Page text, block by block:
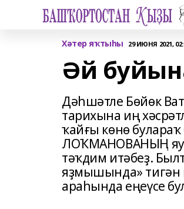
Хәтер яҡтыһы 29 ИЮНЯ 2021,
Әй
Дәһшәтле Бөйөк
тарихына иң
ҡайғы көнө
ЛОҠМАНОВАНЫҢ
тәҡдим итәбеҙ.
яҙмышында» тигән
араһында еңеүсе